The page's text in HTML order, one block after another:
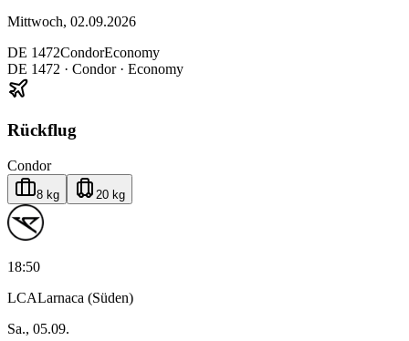
Mittwoch, 02.09.2026
DE 1472CondorEconomy
DE 1472 · Condor· Economy
Rückflug
Condor
8 kg 20 kg
18:50
LCALarnaca (Süden)
Sa., 05.09.